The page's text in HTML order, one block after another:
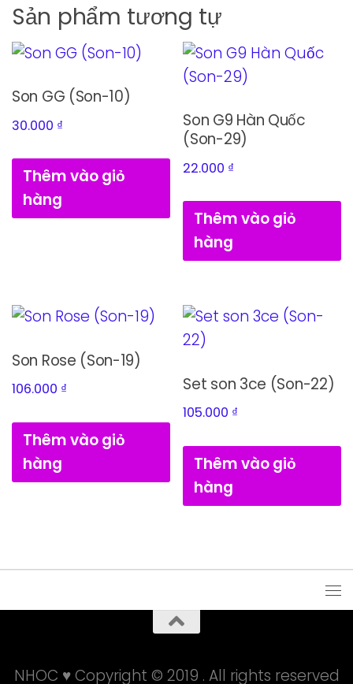
Sản phẩm tương tự
Son GG (Son-10)
30.000 ₫
Thêm vào giỏ
hàng
Son G9 Hàn Quốc
(Son-29)
22.000 ₫
Thêm vào giỏ
hàng
Son Rose (Son-19)
106.000 ₫
Thêm vào giỏ
hàng
Set son 3ce (Son-22)
105.000 ₫
Thêm vào giỏ
hàng
NHOC ♥ Copyright © 2019 . All rights reserved